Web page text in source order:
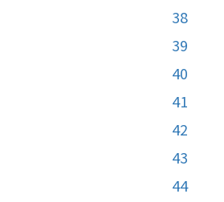
38
39
40
41
42
43
44